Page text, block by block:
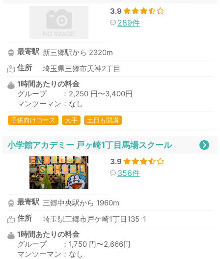
3.9
289件
最寄駅 新三郷駅から 2320m
住所
埼玉県三郷市天神2丁目
1時間あたりの料金
グループ ：2,250 円〜3,400円
マンツーマン：なし
子供向けコース 大手 土日も開講
小学館アカデミー 戸ヶ崎1丁目馬場スクール
3.9
356件
最寄駅 三郷中央駅から 1960m
住所
埼玉県三郷市戸ケ崎1丁目135-1
1時間あたりの料金
グループ ：1,750 円〜2,666円
マンツーマン：なし